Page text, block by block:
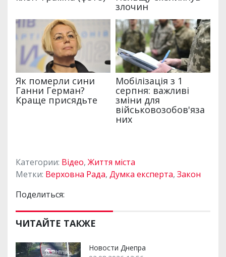
Категории: Відео, Життя міста
Метки: Верховна Рада, Думка експерта, Закон
Поделиться:
ЧИТАЙТЕ ТАКЖЕ
Новости Днепра